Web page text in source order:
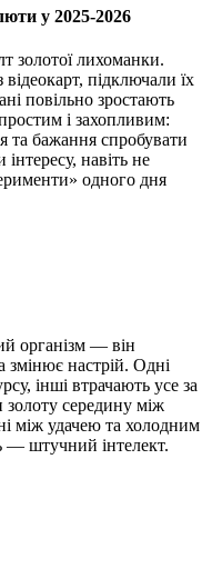
у 2025-2026
золотої лихоманки.
підключали їх
повільно зростають
і захопливим:
та бажання спробувати
навіть не
одного дня
організм — він
змінює настрій. Одні
інші втрачають усе за
золоту середину між
між удачею та холодним
— штучний інтелект.